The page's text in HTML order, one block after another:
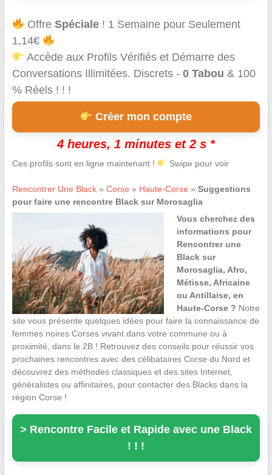
OffreSpéciale ! 1 Semaine pour Seulement
1,14€
Accède aux Profils Vérifiés et Démarre des
Conversations Illimitées. Discrets - 0 Tabou & 100
% Réels ! ! !
Créer mon compte
4 heures, 1 minutes et 2 s *
Ces profils sont en ligne maintenant ! Swipe pour voir
Rencontrer Une Black» Corse » Haute-Corse » Suggestions
pour faire une rencontre Black sur Morosaglia
Vous cherchez des
informations pour
Rencontrer une
Black sur
Morosaglia, Afro,
Métisse, Africaine
ou Antillaise, en
Haute-Corse ? Notre
site vous présente quelques idées pour faire la connaissance de
femmes noires Corses vivant dans votre commune ou à
proximité, dans le 2B ! Retrouvez des conseils pour réussir vos
prochaines rencontres avec des célibataires Corse du Nord et
découvrez des méthodes classiques et des sites Internet,
généralistes ou affinitaires, pour contacter des Blacks dans la
région Corse !
> Rencontre Facile et Rapide avec une Black
! ! !